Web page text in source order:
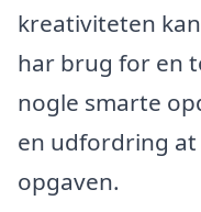
kreativiteten
har brug for en
nogle smarte
en udfordring
opgaven.